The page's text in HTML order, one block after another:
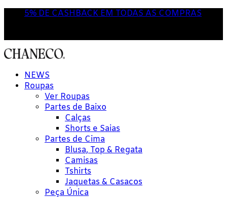
5% DE CASHBACK EM TODAS AS COMPRAS
NEWS
Roupas
Ver Roupas
Partes de Baixo
Calças
Shorts e Saias
Partes de Cima
Blusa, Top & Regata
Camisas
Tshirts
Jaquetas & Casacos
Peça Única